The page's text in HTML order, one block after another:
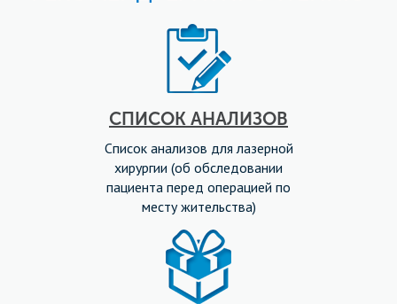
СПИСОК АНАЛИЗОВ
Список анализов для лазерной
хирургии (об обследовании
пациента перед операцией по
месту жительства)